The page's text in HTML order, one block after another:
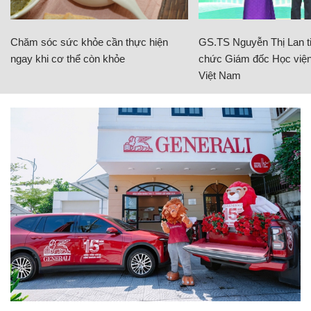
Chăm sóc sức khỏe cần thực hiện
ngay khi cơ thể còn khỏe
GS.TS Nguyễn Thị Lan
chức Giám đốc Học
Việt Nam